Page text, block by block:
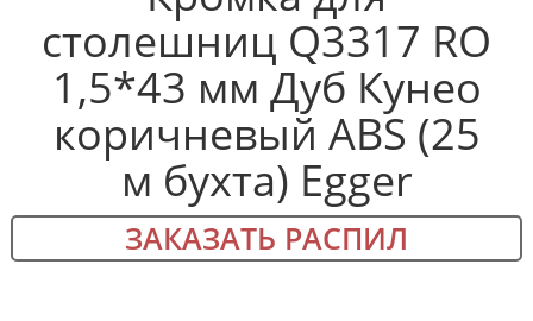
столешниц Q3317 RO
1,5*43 мм Дуб Кунео
коричневый ABS (25
м бухта) Egger
ЗАКАЗАТЬ РАСПИЛ